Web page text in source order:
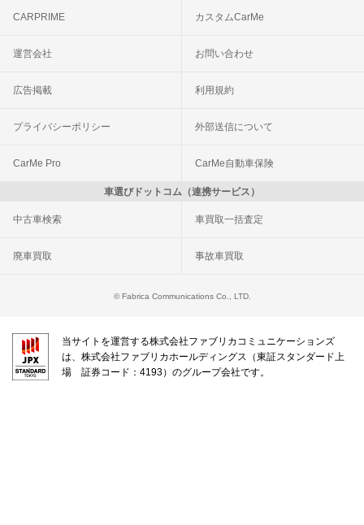
CARPRIME カスタムCarMe
運営会社 お問い合わせ
広告掲載 利用規約
プライバシーポリシー 外部送信について
CarMe Pro CarMe自動車保険
車選びドットコム（連携サービス）
中古車検索 車買取一括査定
廃車買取 事故車買取
© Fabrica Communications Co., LTD.
当サイトを運営する株式会社ファブリカコミュニケーションズ
は、株式会社ファブリカホールディングス（東証スタンダード上
場 証券コード：4193）のグループ会社です。